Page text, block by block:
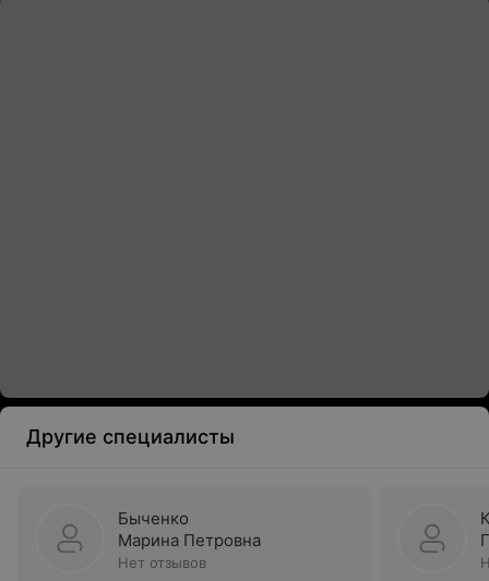
Другие специалисты
Быченко
Марина Петровна
Нет отзывов